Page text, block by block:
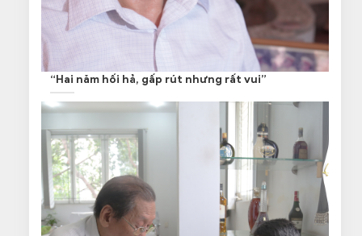
“Hai năm hối hả, gấp rút nhưng rất vui”